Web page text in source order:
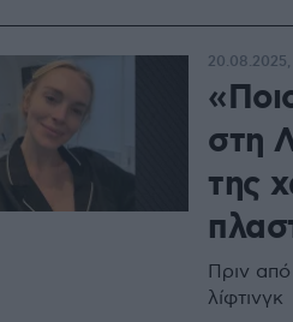
στη
της
Πριν
λίφτινγκ
20.08.2025,